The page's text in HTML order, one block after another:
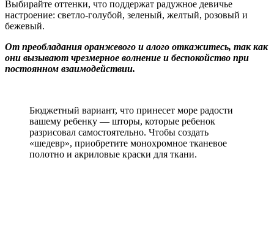
Выбирайте оттенки, что поддержат радужное девичье
настроение: светло-голубой, зеленый, желтый, розовый и
бежевый.
От преобладания оранжевого и алого откажитесь, так как
они вызывают чрезмерное волнение и беспокойство при
постоянном взаимодействии.
Бюджетный вариант, что принесет море радости
вашему ребенку — шторы, которые ребенок
разрисовал самостоятельно. Чтобы создать
«шедевр», приобретите монохромное тканевое
полотно и акриловые краски для ткани.